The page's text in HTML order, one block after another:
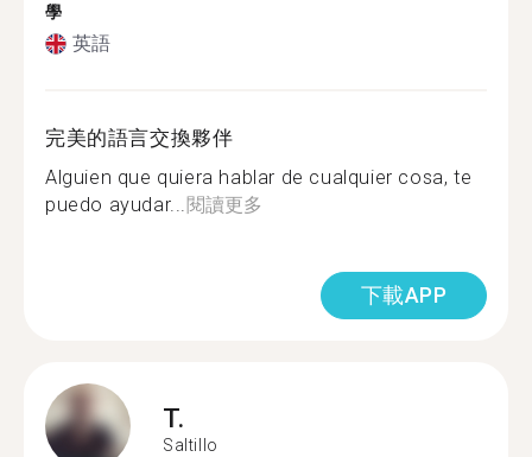
學
英語
完美的語言交換夥伴
Alguien que quiera hablar de cualquier cosa, te
puedo ayudar...閱讀更多
下載APP
T.
Saltillo